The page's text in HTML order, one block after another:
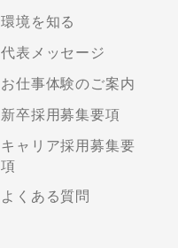
環境を知る
代表メッセージ
お仕事体験のご案内
新卒採用募集要項
キャリア採用募集要
項
よくある質問